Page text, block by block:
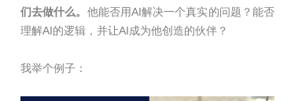
们去做什么。 他能否用AI解决一个真实的问题？能否
理解AI的逻辑，并让AI成为他创造的伙伴？
我举个例子：